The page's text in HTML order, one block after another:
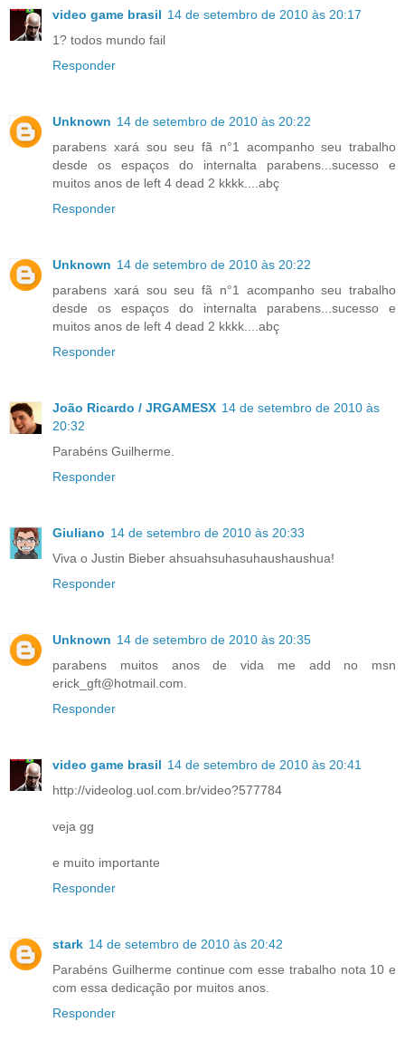
video game brasil 14 de setembro de 2010 às 20:17
1? todos mundo fail
Responder
Unknown 14 de setembro de 2010 às 20:22
parabens xará sou seu fã n°1 acompanho seu trabalho
desde os espaços do internalta parabens...sucesso e
muitos anos de left 4 dead 2 kkkk....abç
Responder
Unknown 14 de setembro de 2010 às 20:22
parabens xará sou seu fã n°1 acompanho seu trabalho
desde os espaços do internalta parabens...sucesso e
muitos anos de left 4 dead 2 kkkk....abç
Responder
João Ricardo / JRGAMESX 14 de setembro de 2010 às
20:32
Parabéns Guilherme.
Responder
Giuliano 14 de setembro de 2010 às 20:33
Viva o Justin Bieber ahsuahsuhasuhaushaushua!
Responder
Unknown 14 de setembro de 2010 às 20:35
parabens muitos anos de vida me add no msn
erick_gft@hotmail.com.
Responder
video game brasil 14 de setembro de 2010 às 20:41
http://videolog.uol.com.br/video?577784
veja gg
e muito importante
Responder
stark 14 de setembro de 2010 às 20:42
Parabéns Guilherme continue com esse trabalho nota 10 e
com essa dedicação por muitos anos.
Responder